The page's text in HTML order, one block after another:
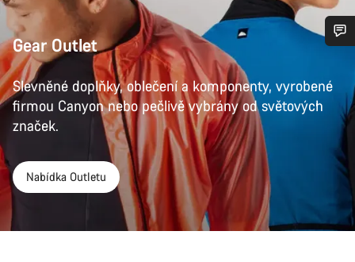
Gear Outlet
Slevněné doplňky, oblečení a komponenty, vyrobené
firmou Canyon nebo pečlivě vybrány od světových
značek.
Nabídka Outletu
Potřebujete pomoc?
Naši odborníci podpory zákazníků čekají, aby mohli
odpovědět na vaše dotazy.
Začít chat
Zavřít